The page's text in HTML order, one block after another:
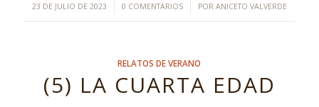
23 DE JULIO DE 2023
/ 0 COMENTARIOS
/ POR ANICETO VALVERDE
RELATOS DE VERANO
(5) LA CUARTA EDAD